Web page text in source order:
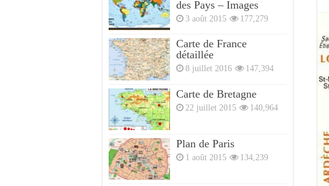
des Pays – Images
3 août 2015 177,279
Carte de France
détaillée
8 juillet 2016 147,394
Carte de Bretagne
22 juillet 2015 140,964
Plan de Paris
1 août 2015 134,239